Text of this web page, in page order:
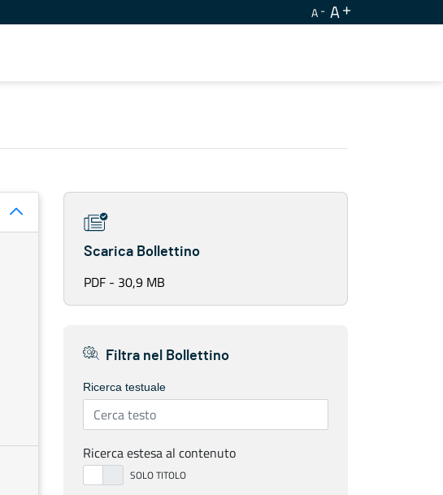
A A
Scarica Bollettino
PDF - 30,9 MB
Filtra nel Bollettino
Ricerca testuale
Ricerca estesa al contenuto